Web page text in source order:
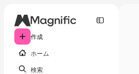
作成
ホーム
検索